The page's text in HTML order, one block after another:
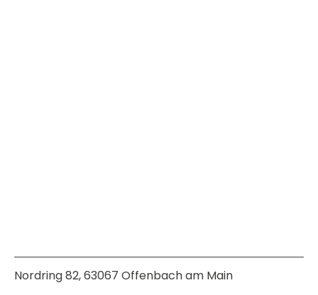
Nordring 82, 63067 Offenbach am Main